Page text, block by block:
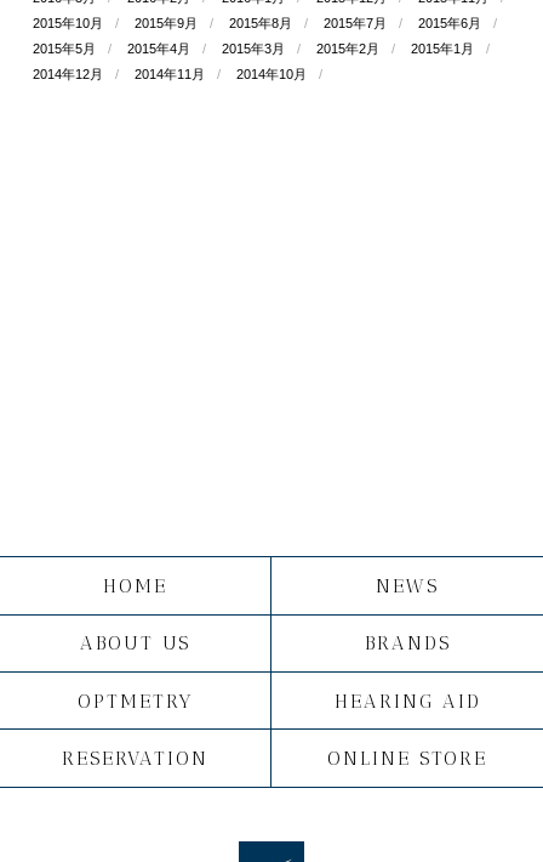
2015年10月
2015年9月 2015年8月 2015年7月
2015年6月
2015年5月
2015年4月 2015年3月 2015年2月
2015年1月
2014年12月
2014年11月 2014年10月
HOME NEWS
ABOUT US BRANDS
OPTMETRY HEARING AID
RESERVATION ONLINE STORE